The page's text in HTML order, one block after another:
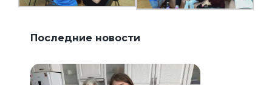
Последние новости